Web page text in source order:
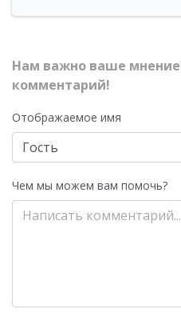
Нам важно ваше
комментарий!
Отображаемое имя
Чем мы можем вам помочь?